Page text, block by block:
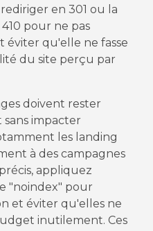
en 301 ou la
pour ne pas
éviter qu'elle ne fasse
du site perçu par
doivent rester
impacter
les landing
à des campagnes
appliquez
"noindex" pour
et éviter qu'elles ne
inutilement. Ces